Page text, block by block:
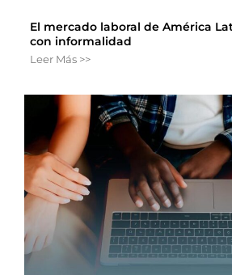
El mercado laboral de América
con informalidad
Leer Más >>